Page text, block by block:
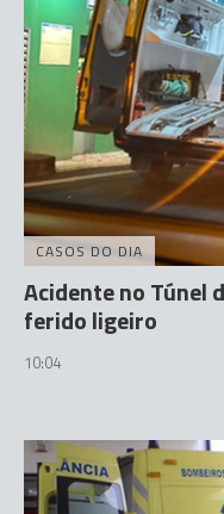
CASOS DO DIA
Acidente no Túnel
ferido ligeiro
10:04